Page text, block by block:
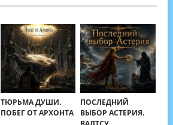
ТЮРЬМА ДУШИ.
ПОБЕГ ОТ АРХОНТА
ПОСЛЕДНИЙ
ВЫБОР АСТЕРИЯ.